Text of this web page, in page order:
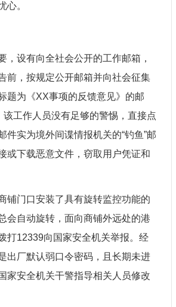
心。
设有向全社会公开的工作邮箱，
前，按规定公开邮箱并向社会征集
题为《XX事项的反馈意见》的邮
工作人员没有足够的警惕，直接点
实为境外间谍情报机关的“钓鱼”邮
或下载恶意文件，窃取用户凭证和
门口安装了具有旋转监控功能的
会自动旋转，面向商铺外远处的港
打12339向国家安全机关举报。经
出厂默认弱口令密码，且长期未进
家安全机关干警指导相关人员修改